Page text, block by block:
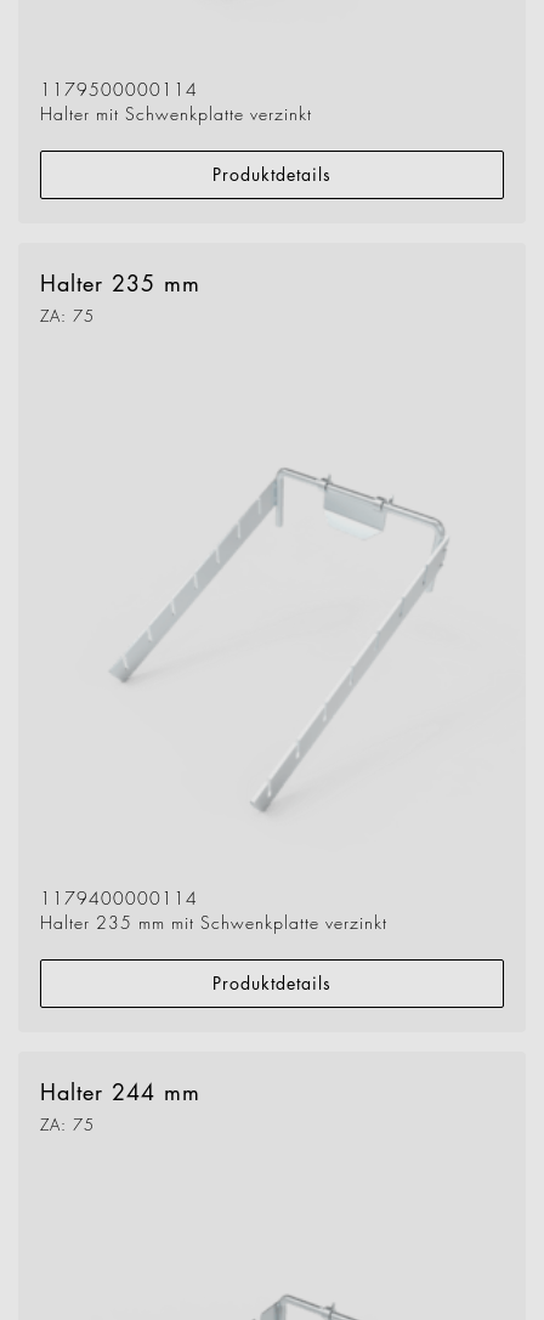
1179500000114
Halter mit Schwenkplatte verzinkt
Produktdetails
Halter 235 mm
ZA: 75
1179400000114
Halter 235 mm mit Schwenkplatte verzinkt
Produktdetails
Halter 244 mm
ZA: 75